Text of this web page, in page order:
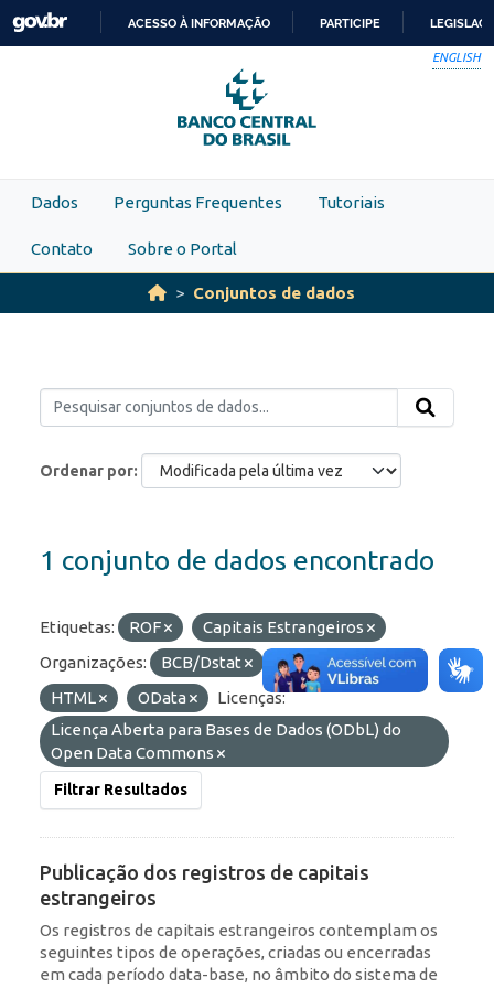
Skip to main content
PARA
O
CONTEÚDO
ACESSO À INFORMAÇÃO PARTICIPE
ENGLISH
Dados Perguntas Frequentes Tutoriais
Contato Sobre o Portal
Conjuntos de dados
Ordenar por
1 conjunto de dados encontrado
Etiquetas: ROF
Capitais Estrangeiros
Organizações:
BCB/Dstat Formatos:
JSON
HTML
OData
Licenças:
Licença Aberta para Bases de Dados (ODbL) do
Open Data Commons
Filtrar Resultados
Publicação dos registros de capitais
estrangeiros
Os registros de capitais estrangeiros contemplam os
seguintes tipos de operações, criadas ou encerradas
em cada período data-base, no âmbito do sistema de